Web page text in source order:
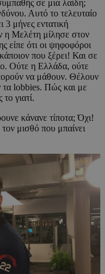
σε μια λαίδη;
Αυτό το τελευταίο
3 μήνες εντατική
Μελέτη μίλησε στον
είπε ότι οι ψηφοφόροι
που ξέρει! Και σε
Ούτε η Ελλάδα, ούτε
να μάθουν. Θέλουν
τα lobbies. Πώς και με
γιατί.
κάνανε τίποτα; Όχι!
μισθό που μπαίνει